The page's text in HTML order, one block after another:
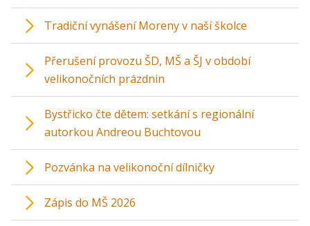
Tradiční vynášení Moreny v naší školce
Přerušení provozu ŠD, MŠ a ŠJ v období
velikonočních prázdnin
Bystřicko čte dětem: setkání s regionální
autorkou Andreou Buchtovou
Pozvánka na velikonoční dílničky
Zápis do MŠ 2026